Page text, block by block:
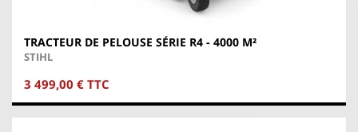
TRACTEUR DE PELOUSE SÉRIE R4 - 4000 M²
STIHL
3 499,00 € TTC